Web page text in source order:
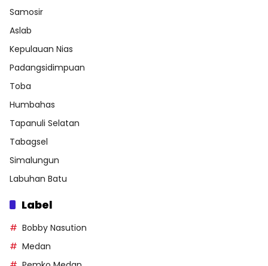
Samosir
Aslab
Kepulauan Nias
Padangsidimpuan
Toba
Humbahas
Tapanuli Selatan
Tabagsel
Simalungun
Labuhan Batu
Label
Bobby Nasution
Medan